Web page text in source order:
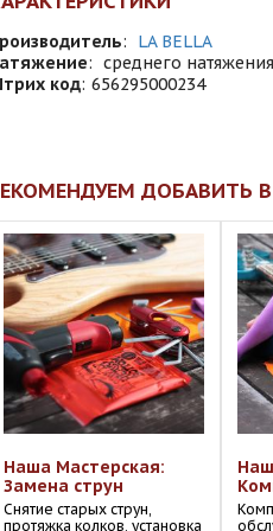
:
LA BELLA
: среднего натяжения
код: 656295000234
ДОБАВИТЬ В
Наша Мастерская:
Замена струн
Снятие старых струн,
протяжка колков, установка